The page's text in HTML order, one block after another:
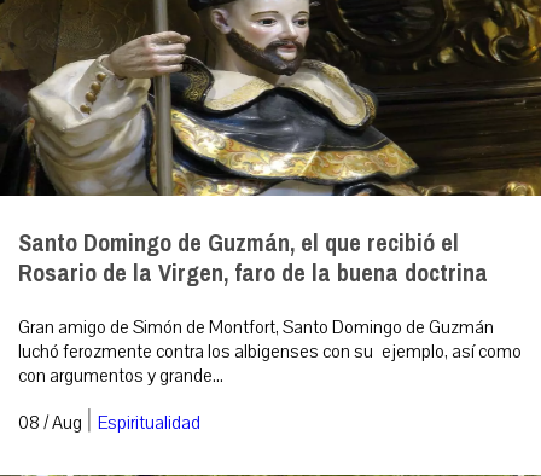
Santo Domingo de Guzmán, el que recibió el
Rosario de la Virgen, faro de la buena doctrina
Gran amigo de Simón de Montfort, Santo Domingo de Guzmán
luchó ferozmente contra los albigenses con su ejemplo, así como
con argumentos y grande...
08 / Aug | Espiritualidad